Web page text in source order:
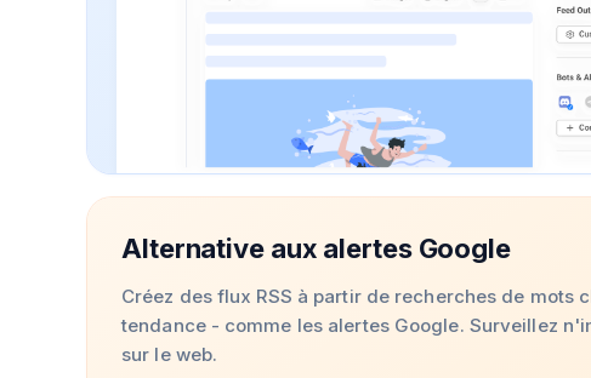
Alternative aux alertes Google
Créez des flux RSS à partir de recherches de mots
tendance - comme les alertes Google. Surveillez
sur le web.